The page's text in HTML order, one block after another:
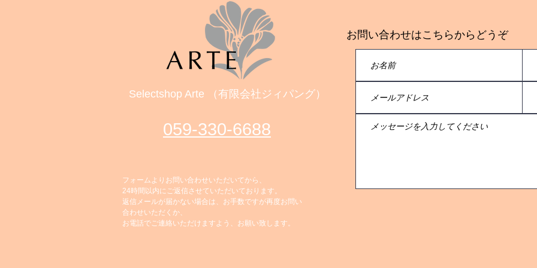
Selectshop Arte （有限会社ジィパング）
059‐330-6688
フォームよりお問い合わせいただいてから、
24時間以内にご返信させていただいております。
返信メールが届かない場合は、お手数ですが再度お問い
合わせいただくか、
お電話でご連絡いただけますよう、お願い致します。
お問い合わせはこちらからどうぞ